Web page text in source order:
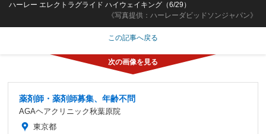
《写真提供：ハーレーダビッドソンジャパン》
ハーレー エレクトラグライド ハイウェイキング（6/29）
この記事へ戻る
薬剤師・薬剤師募集、年齢不問
AGAヘアクリニック秋葉原院
東京都